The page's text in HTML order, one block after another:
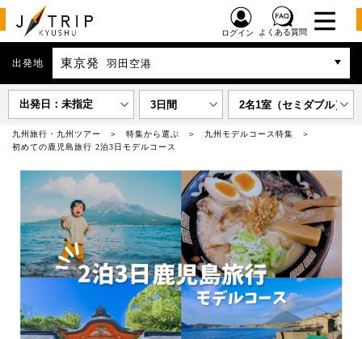
ログイン よくある質問
出発地 東京発 羽田空港
出発日：未指定 3日間 2名1室（セミダブル）
九州旅行・九州ツアー 特集から選ぶ
九州モデルコース特集
初めての鹿児島旅行 2泊3日モデルコース